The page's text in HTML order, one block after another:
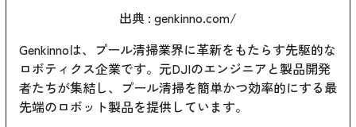
出典 : genkinno.com/
Genkinnoは、プール清掃業界に革新をもたらす先駆的な
ロボティクス企業です。元DJIのエンジニアと製品開発
者たちが集結し、プール清掃を簡単かつ効率的にする最
先端のロボット製品を提供しています。